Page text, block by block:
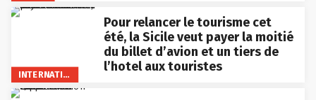
INTERNATIONAL
Pour relancer le tourisme cet
été, la Sicile veut payer la moitié
du billet d’avion et un tiers de
l’hotel aux touristes